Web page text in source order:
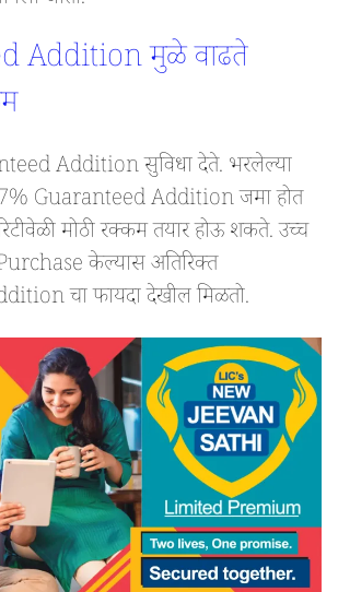
Addition मुळे वाढते
Addition सुविधा देते. भरलेल्या
7% Guaranteed Addition जमा होत
मोठी रक्कम तयार होऊ शकते. उच्च
केल्यास अतिरिक्त
चा फायदा देखील मिळतो.